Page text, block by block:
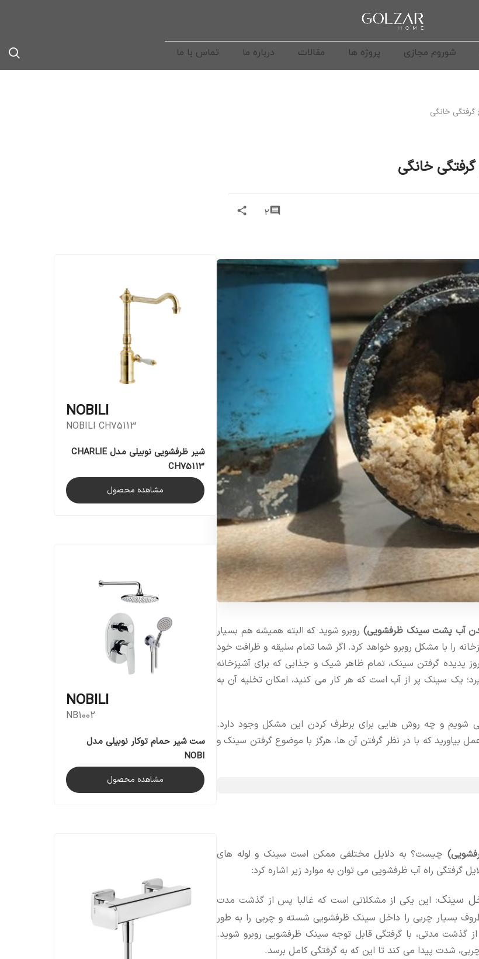
شوروم مجازی پروژه ها مقالات درباره ما تماس با ما
خانگی
خانگی
2
آب پشت سینک ظرفشویی) روبرو شوید که البته همیشه هم بسیار
را با مشکل روبرو خواهد کرد. اگر شما تمام سلیقه و ظرافت خود
پدیده گرفتن سینک، تمام ظاهر شیک و جذابی که برای آشپزخانه
یک سینک پر از آب است که هر کار می کنید، امکان تخلیه آن به
شویم و چه روش هایی برای برطرف کردن این مشکل وجود دارد.
بیاورید که با در نظر گرفتن آن ها، هرگز با موضوع گرفتن سینک و
چیست؟ به دلایل مختلفی ممکن است سینک و لوله های
راه آب ظرفشویی می توان به موارد زیر اشاره کرد:
سینک: این یکی از مشکلاتی است که غالبا پس از گذشت مدت
بسیار چربی را داخل سینک ظرفشویی شسته و چربی را به طور
گذشت مدتی، با گرفتگی قابل توجه سینک ظرفشویی روبرو شوید.
شدت پیدا می کند تا این که به گرفتگی کامل برسد.
NOBILI
NOBILI CH75113
شیر ظرفشویی نوبیلی مدل CHARLIE
CH75113
مشاهده محصول
NOBILI
NB1002
ست شیر حمام توکار نوبیلی مدل
NOBI
مشاهده محصول